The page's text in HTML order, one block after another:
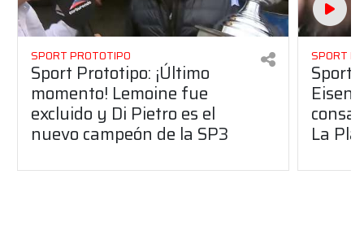
SPORT PROTOTIPO
Sport Prototipo: ¡Último
momento! Lemoine fue
excluido y Di Pietro es el
nuevo campeón de la SP3
SPORT
Sport
La